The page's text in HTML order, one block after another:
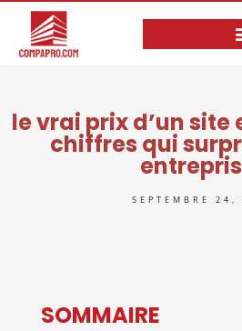
le vrai prix d’un
chiffres qui
SEPTEMBRE 24,
SOMMAIRE